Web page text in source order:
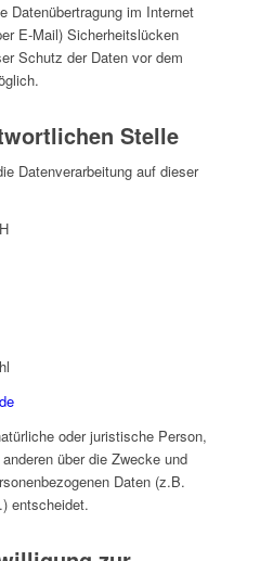
Datenübertragung im Internet
E-Mail) Sicherheitslücken
Schutz der Daten vor dem
Stelle
Datenverarbeitung auf dieser
oder juristische Person,
über die Zwecke und
Daten (z.B.
entscheidet.